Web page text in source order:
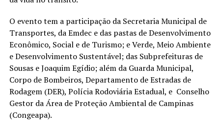
O evento tem a participação da Secretaria Municipal de
Transportes, da Emdec e das pastas de Desenvolvimento
Econômico, Social e de Turismo; e Verde, Meio Ambiente
e Desenvolvimento Sustentável; das Subprefeituras de
Sousas e Joaquim Egídio; além da Guarda Municipal,
Corpo de Bombeiros, Departamento de Estradas de
Rodagem (DER), Polícia Rodoviária Estadual, e Conselho
Gestor da Área de Proteção Ambiental de Campinas
(Congeapa).